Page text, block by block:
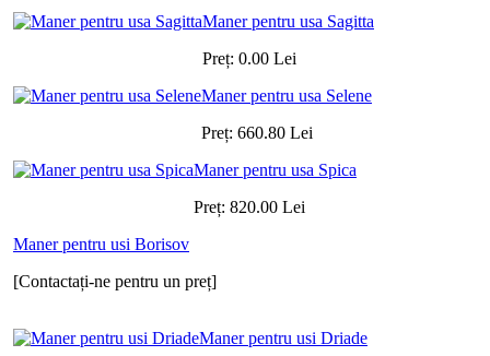
Maner pentru usa Sagitta
Preț: 0.00 Lei
Maner pentru usa Selene
Preț: 660.80 Lei
Maner pentru usa Spica
Preț: 820.00 Lei
Maner pentru usi Borisov
[Contactați-ne pentru un preț]
Maner pentru usi Driade